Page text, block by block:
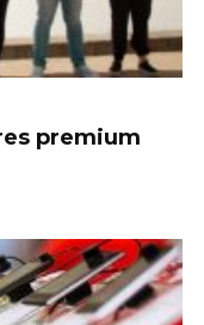
premium